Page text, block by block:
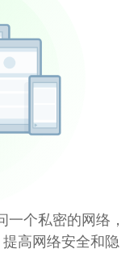
个私密的网络，
高网络安全和隐